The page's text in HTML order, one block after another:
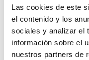
Las cookies de este
el contenido y los
sociales y analizar el
información sobre el
nuestros partners de